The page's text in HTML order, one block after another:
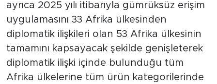
ayrıca 2025 yılı itibarıyla gümrüksüz erişim
uygulamasını 33 Afrika ülkesinden
diplomatik ilişkileri olan 53 Afrika ülkesinin
tamamını kapsayacak şekilde genişleterek
diplomatik ilişki içinde bulunduğu tüm
Afrika ülkelerine tüm ürün kategorilerinde